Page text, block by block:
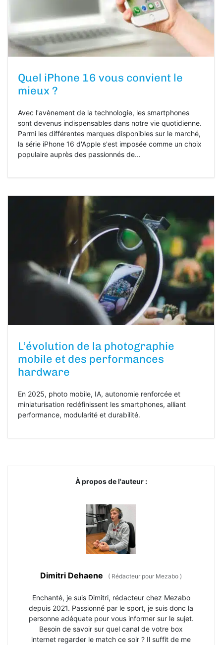
Quel iPhone 16 vous convient le
mieux ?
Avec l'avènement de la technologie, les smartphones
sont devenus indispensables dans notre vie quotidienne.
Parmi les différentes marques disponibles sur le marché,
la série iPhone 16 d'Apple s'est imposée comme un choix
populaire auprès des passionnés de...
L’évolution de la photographie
mobile et des performances
hardware
En 2025, photo mobile, IA, autonomie renforcée et
miniaturisation redéfinissent les smartphones, alliant
performance, modularité et durabilité.
À propos de l'auteur :
Dimitri Dehaene ( Rédacteur pour Mezabo )
Enchanté, je suis Dimitri, rédacteur chez Mezabo
depuis 2021. Passionné par le sport, je suis donc la
personne adéquate pour vous informer sur le sujet.
Besoin de savoir sur quel canal de votre box
internet regarder le match ce soir ? Il suffit de me